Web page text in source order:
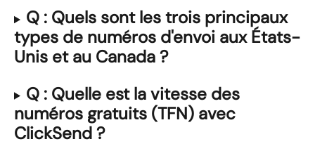
Q : Quels sont les trois principaux
types de numéros d'envoi aux États-
Unis et au Canada ?
Q : Quelle est la vitesse des
numéros gratuits (TFN) avec
ClickSend ?